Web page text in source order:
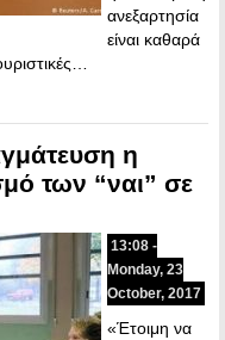
ανεξαρτησία
είναι καθαρά
η
των “ναι” σε
13:08 -
Monday, 23
October, 2017
«Έτοιμη να